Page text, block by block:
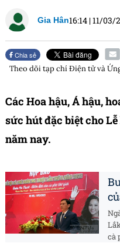
Gia Hân16:14 |11/03/
Chia sẻ
Theo dõi tạp chíĐiện tử và
Các Hoa hậu, Á hậu,
sức hút đặc biệt cho
năm nay.
cà